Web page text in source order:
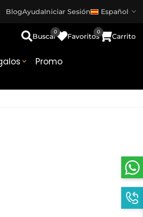
BlogAyudaIniciar Sesión Español
 Promo
Buscar Favoritos
0
Carrito
0